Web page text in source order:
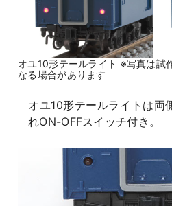
オユ10形テールライト ※写真は試
なる場合があります
オユ10形テールライトは両
れON-OFFスイッチ付き。